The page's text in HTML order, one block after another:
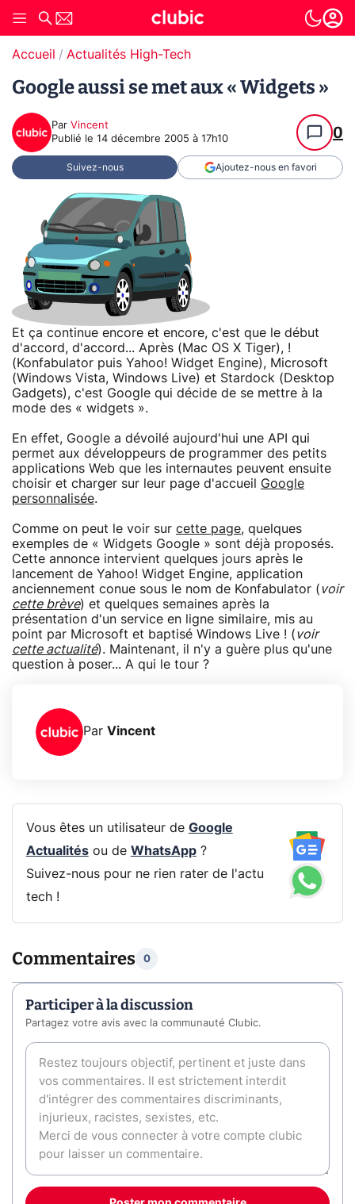
Accueil Actualités High-Tech
Google aussi se met aux « Widgets »
Par Vincent
Publié le 14 décembre 2005 à 17h10 0
Suivez-nous Ajoutez-nous en favori
Et ça continue encore et encore, c'est que le début
d'accord, d'accord... Après (Mac OS X Tiger), !
(Konfabulator puis Yahoo! Widget Engine), Microsoft
(Windows Vista, Windows Live) et Stardock (Desktop
Gadgets), c'est Google qui décide de se mettre à la
mode des « widgets ».
En effet, Google a dévoilé aujourd'hui une API qui
permet aux développeurs de programmer des petits
applications Web que les internautes peuvent ensuite
choisir et charger sur leur page d'accueil Google
personnalisée.
Comme on peut le voir sur cette page, quelques
exemples de « Widgets Google » sont déjà proposés.
Cette annonce intervient quelques jours après le
lancement de Yahoo! Widget Engine, application
anciennement conue sous le nom de Konfabulator (voir
cette brève) et quelques semaines après la
présentation d'un service en ligne similaire, mis au
point par Microsoft et baptisé Windows Live ! (voir
cette actualité). Maintenant, il n'y a guère plus qu'une
question à poser... A qui le tour ?
Par Vincent
Vous êtes un utilisateur de Google
Actualitésou de WhatsApp?
Suivez-nous pour ne rien rater de l'actu
tech !
Commentaires 0
Participer à la discussion
Partagez votre avis avec la communauté Clubic.